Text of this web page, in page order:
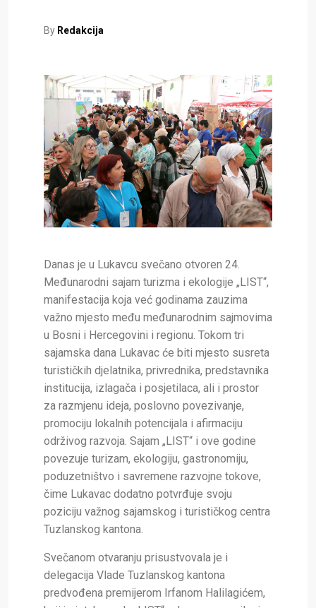
By Redakcija
Danas je u Lukavcu svečano otvoren 24.
Međunarodni sajam turizma i ekologije „LIST“,
manifestacija koja već godinama zauzima
važno mjesto među međunarodnim sajmovima
u Bosni i Hercegovini i regionu. Tokom tri
sajamska dana Lukavac će biti mjesto susreta
turističkih djelatnika, privrednika, predstavnika
institucija, izlagača i posjetilaca, ali i prostor
za razmjenu ideja, poslovno povezivanje,
promociju lokalnih potencijala i afirmaciju
održivog razvoja. Sajam „LIST“ i ove godine
povezuje turizam, ekologiju, gastronomiju,
poduzetništvo i savremene razvojne tokove,
čime Lukavac dodatno potvrđuje svoju
poziciju važnog sajamskog i turističkog centra
Tuzlanskog kantona.
Svečanom otvaranju prisustvovala je i
delegacija Vlade Tuzlanskog kantona
predvođena premijerom Irfanom Halilagićem,